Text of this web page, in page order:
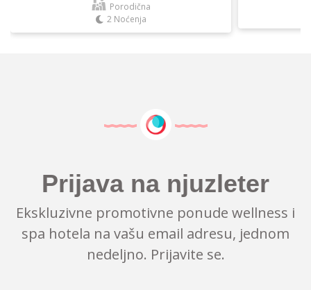
Porodična
2 Noćenja
Prijava na njuzleter
Ekskluzivne promotivne ponude wellness i
spa hotela na vašu email adresu, jednom
nedeljno. Prijavite se.